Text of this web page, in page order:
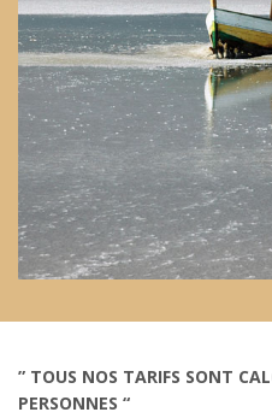
” TOUS NOS TARIFS SONT
PERSONNES “